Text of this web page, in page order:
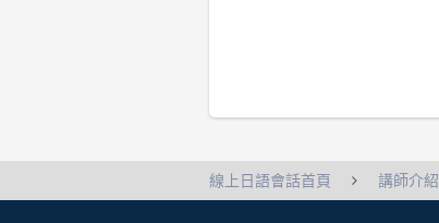
線上日語會話首頁 講師介紹